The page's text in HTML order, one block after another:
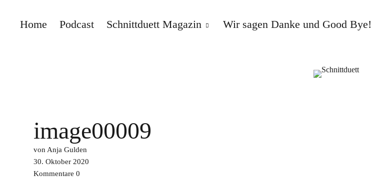
Home Podcast Schnittduett Magazin Wir sagen Danke und Good Bye!
image00009
von Anja Gulden
30. Oktober 2020
Kommentare 0